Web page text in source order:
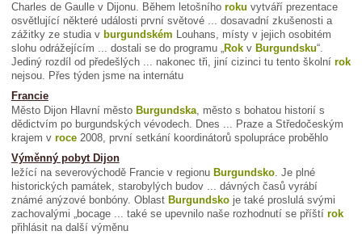
Charles de Gaulle v Dijonu. Během letošního roku vytváří prezentace
osvětlující některé události první světové ... dosavadní zkušenosti a
zážitky ze studia v burgundském Louhans, místy v jejich osobitém
slohu odrážejícím ... dostali se do programu „Rokv Burgundsku“.
Jediný rozdíl od předešlých ... nakonec tři, jiní cizinci tu tento školní rok
nejsou. Přes týden jsme na internátu
Francie
Město Dijon Hlavní město Burgundska, město s bohatou historií s
dědictvím po burgundských vévodech. Dnes ... Praze a Středočeským
krajem v roce2008, první setkání koordinátorů spolupráce proběhlo
Výměnný pobyt Dijon
ležící na severovýchodě Francie v regionu Burgundsko. Je plné
historických památek, starobylých budov ... dávných časů vyrábí
známé anýzové bonbóny. Oblast Burgundskoje také proslulá svými
zachovalými „bocage ... také se upevnilo naše rozhodnutí se příští rok
přihlásit na další výměnu